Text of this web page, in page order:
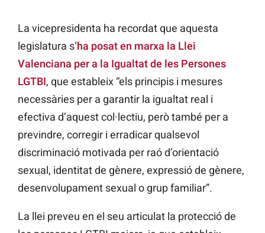
La vicepresidenta ha recordat que aquesta
legislatura s‘ha posat en marxa la Llei
Valenciana per a la Igualtat de les Persones
LGTBI, que estableix “els principis i mesures
necessàries per a garantir la igualtat real i
efectiva d’aquest col·lectiu, però també per a
previndre, corregir i erradicar qualsevol
discriminació motivada per raó d’orientació
sexual, identitat de gènere, expressió de gènere,
desenvolupament sexual o grup familiar”.
La llei preveu en el seu articulat la protecció de